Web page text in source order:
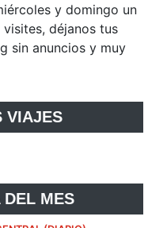
y domingo un
déjanos tus
sin anuncios y muy
VIAJES
DEL MES